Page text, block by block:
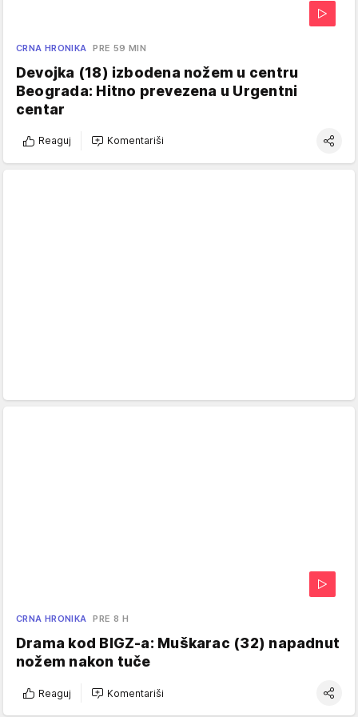
CRNA HRONIKA PRE 59 MIN
Devojka (18) izbodena nožem u centru
Beograda: Hitno prevezena u Urgentni
centar
Reaguj Komentariši
CRNA HRONIKA PRE 8 H
Drama kod BIGZ-a: Muškarac (32) napadnut
nožem nakon tuče
Reaguj Komentariši